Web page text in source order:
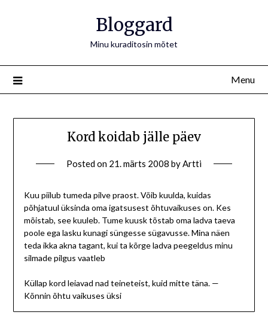
Bloggard
Minu kuraditosin mõtet
Menu
Kord koidab jälle päev
Posted on 21. märts 2008 byArtti
Kuu piilub tumeda pilve praost. Võib kuulda, kuidas
põhjatuul üksinda oma igatsusest õhtuvaikuses on. Kes
mõistab, see kuuleb. Tume kuusk tõstab oma ladva taeva
poole ega lasku kunagi süngesse sügavusse. Mina näen
teda ikka akna tagant, kui ta kõrge ladva peegeldus minu
silmade pilgus vaatleb
Küllap kord leiavad nad teineteist, kuid mitte täna. —
Kõnnin õhtu vaikuses üksi